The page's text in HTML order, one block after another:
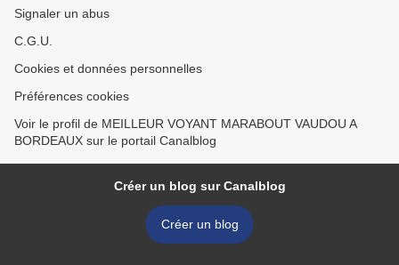
Signaler un abus
C.G.U.
Cookies et données personnelles
Préférences cookies
Voir le profil de MEILLEUR VOYANT MARABOUT VAUDOU A
BORDEAUX sur le portail Canalblog
Créer un blog sur Canalblog
Créer un blog